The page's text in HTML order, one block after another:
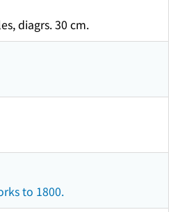
diagrs. 30 cm.
to 1800.